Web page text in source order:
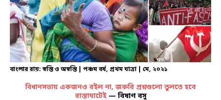
বাংলার রায়: স্বস্তি ও অস্বস্তি | পঞ্চম বর্ষ, প্রথম যাত্রা | মে, ২০২১
বিধানসভায় একজনও রইল না, জরুরি প্রশ্নগুলো তুলতে হবে
রাস্তাঘাটেই— বিষাণ বসু